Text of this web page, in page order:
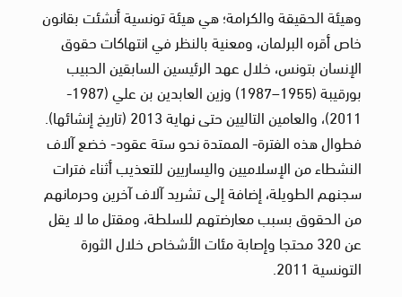
وهيئة الحقيقة والكرامة؛ هي هيئة تونسية أنشئت بقانون
خاص أقره البرلمان، ومعنية بالنظر في انتهاكات حقوق
الإنسان بتونس، خلال عهد الرئيسين السابقين الحبيب
بورقيبة (1955–1987) وزين العابدين بن علي (1987-
2011)، والعامين التاليين حتى نهاية 2013 (تاريخ إنشائها).
فطوال هذه الفترة- الممتدة نحو ستة عقود- خضع آلاف
النشطاء من الإسلاميين واليساريين للتعذيب أثناء فترات
سجنهم الطويلة، إضافة إلى تشريد آلاف آخرين وحرمانهم
من الحقوق بسبب معارضتهم للسلطة، ومقتل ما لا يقل
عن 320 محتجا وإصابة مئات الأشخاص خلال الثورة
التونسية 2011.